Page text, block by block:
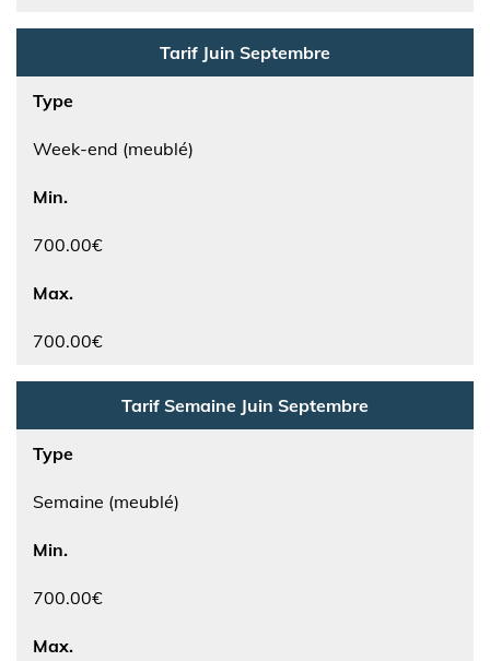
Tarif Juin Septembre
Type
Week-end (meublé)
Min.
700.00€
Max.
700.00€
Tarif Semaine Juin Septembre
Type
Semaine (meublé)
Min.
700.00€
Max.